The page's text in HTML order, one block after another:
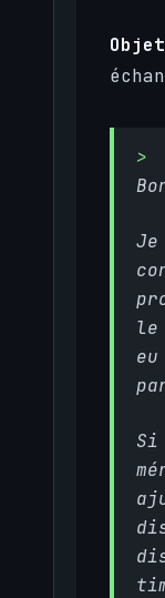
le
Si